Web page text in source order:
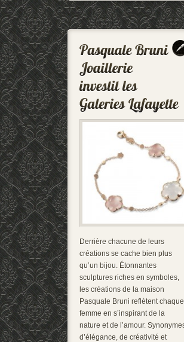
Derrière chacune de leurs
créations se cache bien plus
qu’un bijou. Étonnantes
sculptures riches en symboles,
les créations de la maison
Pasquale Bruni reflètent chaque
femme en s’inspirant de la
nature et de l’amour.
d’élégance, de créativité et